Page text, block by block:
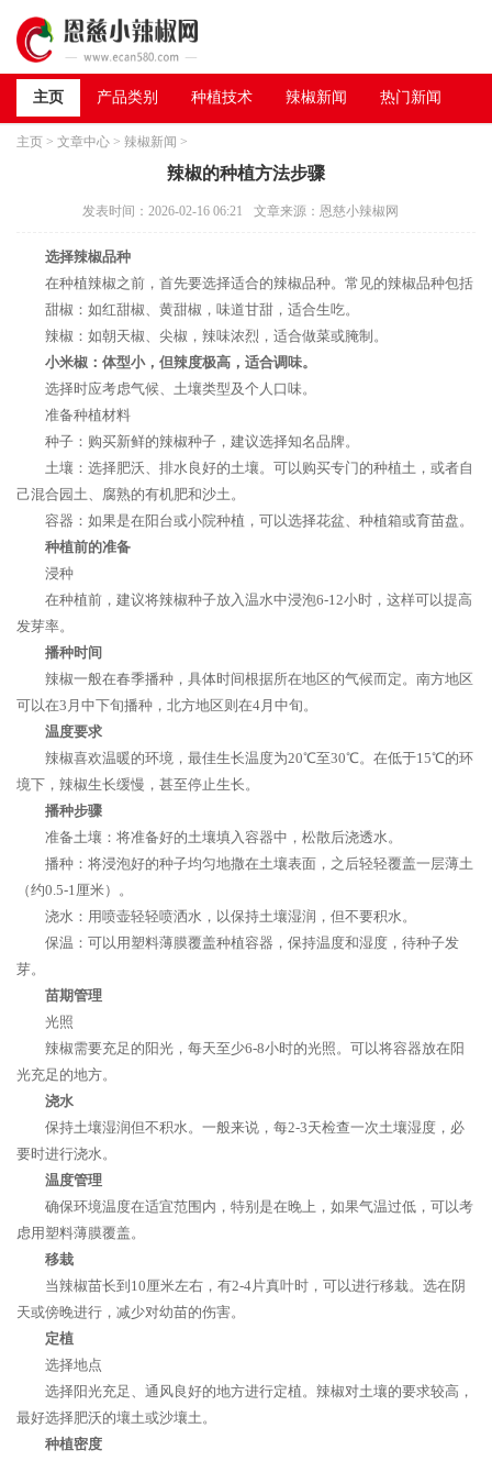
主页 产品类别 种植技术 辣椒新闻 热门新闻
主页 > 文章中心 > 辣椒新闻 >
辣椒的种植方法步骤
发表时间：2026-02-16 06:21 文章来源：恩慈小辣椒网
选择辣椒品种
在种植辣椒之前，首先要选择适合的辣椒品种。常见的辣椒品种包括
甜椒：如红甜椒、黄甜椒，味道甘甜，适合生吃。
辣椒：如朝天椒、尖椒，辣味浓烈，适合做菜或腌制。
小米椒：体型小，但辣度极高，适合调味。
选择时应考虑气候、土壤类型及个人口味。
准备种植材料
种子：购买新鲜的辣椒种子，建议选择知名品牌。
土壤：选择肥沃、排水良好的土壤。可以购买专门的种植土，或者自
己混合园土、腐熟的有机肥和沙土。
容器：如果是在阳台或小院种植，可以选择花盆、种植箱或育苗盘。
种植前的准备
浸种
在种植前，建议将辣椒种子放入温水中浸泡6-12小时，这样可以提高
发芽率。
播种时间
辣椒一般在春季播种，具体时间根据所在地区的气候而定。南方地区
可以在3月中下旬播种，北方地区则在4月中旬。
温度要求
辣椒喜欢温暖的环境，最佳生长温度为20℃至30℃。在低于15℃的环
境下，辣椒生长缓慢，甚至停止生长。
播种步骤
准备土壤：将准备好的土壤填入容器中，松散后浇透水。
播种：将浸泡好的种子均匀地撒在土壤表面，之后轻轻覆盖一层薄土
（约0.5-1厘米）。
浇水：用喷壶轻轻喷洒水，以保持土壤湿润，但不要积水。
保温：可以用塑料薄膜覆盖种植容器，保持温度和湿度，待种子发
芽。
苗期管理
光照
辣椒需要充足的阳光，每天至少6-8小时的光照。可以将容器放在阳
光充足的地方。
浇水
保持土壤湿润但不积水。一般来说，每2-3天检查一次土壤湿度，必
要时进行浇水。
温度管理
确保环境温度在适宜范围内，特别是在晚上，如果气温过低，可以考
虑用塑料薄膜覆盖。
移栽
当辣椒苗长到10厘米左右，有2-4片真叶时，可以进行移栽。选在阴
天或傍晚进行，减少对幼苗的伤害。
定植
选择地点
选择阳光充足、通风良好的地方进行定植。辣椒对土壤的要求较高，
最好选择肥沃的壤土或沙壤土。
种植密度